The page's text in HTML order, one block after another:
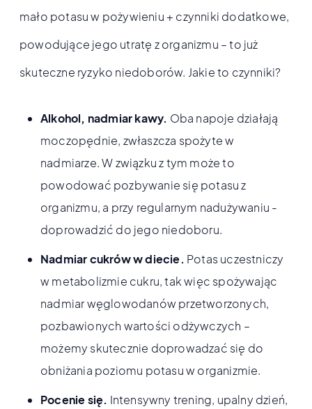
mało potasu w pożywieniu + czynniki dodatkowe,
powodujące jego utratę z organizmu – to już
skuteczne ryzyko niedoborów. Jakie to czynniki?
Alkohol, nadmiar kawy. Oba napoje działają
moczopędnie, zwłaszcza spożyte w
nadmiarze. W związku z tym może to
powodować pozbywanie się potasu z
organizmu, a przy regularnym nadużywaniu -
doprowadzić do jego niedoboru.
Nadmiar cukrów w diecie. Potas uczestniczy
w metabolizmie cukru, tak więc spożywając
nadmiar węglowodanów przetworzonych,
pozbawionych wartości odżywczych –
możemy skutecznie doprowadzać się do
obniżania poziomu potasu w organizmie.
Pocenie się. Intensywny trening, upalny dzień,